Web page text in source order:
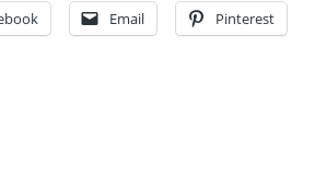
Email Pinterest